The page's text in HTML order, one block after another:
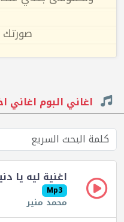
اغاني البوم اغاني
اغنية ليه يا
Mp3
محمد منير